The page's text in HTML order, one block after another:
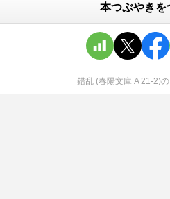
本つぶやきを
錯乱 (春陽文庫 A 21-2)の